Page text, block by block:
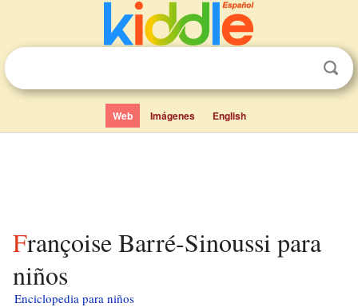
Web Imágenes English
Françoise Barré-Sinoussi para
niños
Enciclopedia para niños